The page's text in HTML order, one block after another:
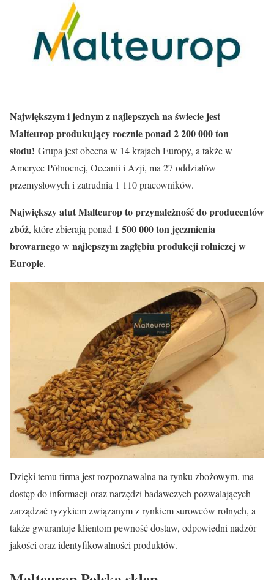
Największym i jednym z najlepszych na świecie jest
Malteurop produkujący rocznie ponad 2 200 000 ton
słodu! Grupa jest obecna w 14 krajach Europy, a także w
Ameryce Północnej, Oceanii i Azji, ma 27 oddziałów
przemysłowych i zatrudnia 1 110 pracowników.
Największy atut Malteurop to przynależność do producentów
zbóż, które zbierają ponad 1 500 000 ton jęczmienia
browarnegow najlepszym zagłębiu produkcji rolniczej w
Europie.
Dzięki temu firma jest rozpoznawalna na rynku zbożowym, ma
dostęp do informacji oraz narzędzi badawczych pozwalających
zarządzać ryzykiem związanym z rynkiem surowców rolnych, a
także gwarantuje klientom pewność dostaw, odpowiedni nadzór
jakości oraz identyfikowalności produktów.